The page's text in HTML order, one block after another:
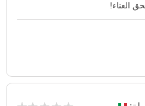
العناء!